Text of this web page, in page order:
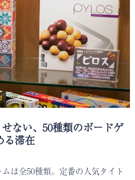
ない、50種類のボードゲ
る滞在
は全50種類。定番の人気タイト